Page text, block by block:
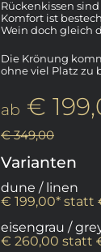
Rückenkissen
Komfort ist
Wein doch gleich
Die Krönung
ohne viel Platz zu
ab €
€ 349,00
Varianten
dune / linen
€ 199,00* statt
eisengrau /
€ 260,00 statt